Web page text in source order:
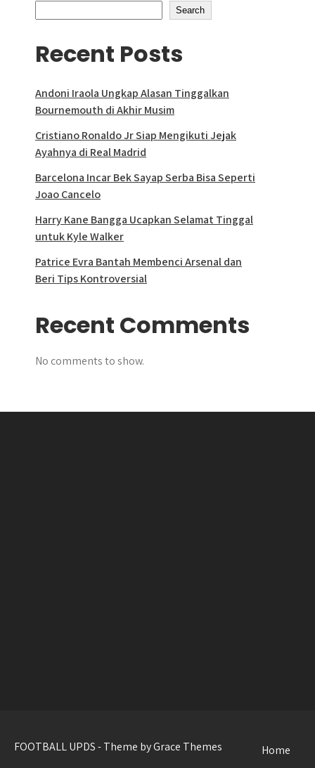
Search
Recent Posts
Andoni Iraola Ungkap Alasan Tinggalkan
Bournemouth di Akhir Musim
Cristiano Ronaldo Jr Siap Mengikuti Jejak
Ayahnya di Real Madrid
Barcelona Incar Bek Sayap Serba Bisa Seperti
Joao Cancelo
Harry Kane Bangga Ucapkan Selamat Tinggal
untuk Kyle Walker
Patrice Evra Bantah Membenci Arsenal dan
Beri Tips Kontroversial
Recent Comments
No comments to show.
FOOTBALL UPDS - Theme by Grace Themes Home